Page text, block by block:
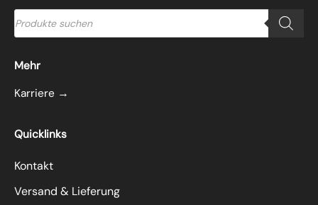
Products
search
Mehr
Karriere →
Quicklinks
Kontakt
Versand & Lieferung